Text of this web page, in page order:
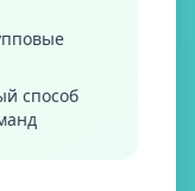
способ